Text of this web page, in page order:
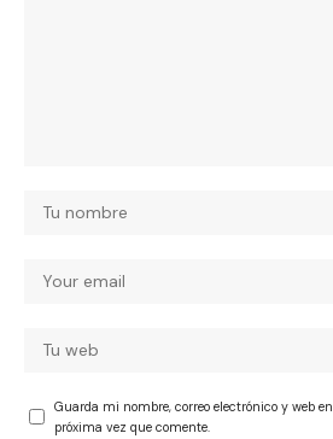
Guarda mi nombre, correo electrónico y web
próxima vez que comente.